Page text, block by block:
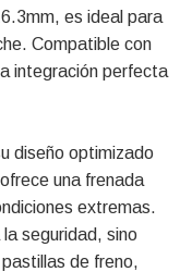
es ideal para
Compatible con
integración perfecta
diseño optimizado
una frenada
extremas.
seguridad, sino
de freno,